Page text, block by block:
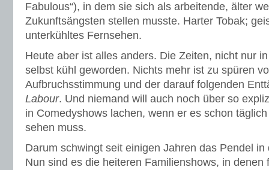
Fabulous“), in dem sie sich als arbeitende, älter
Zukunftsängsten stellen musste. Harter Tobak;
unterkühltes Fernsehen.
Heute aber ist alles anders. Die Zeiten, nicht nur
selbst kühl geworden. Nichts mehr ist zu spüren
Aufbruchsstimmung und der darauf folgenden
Labour. Und niemand will auch noch über so
in Comedyshows lachen, wenn er es schon
sehen muss.
Darum schwingt seit einigen Jahren das Pendel
Nun sind es die heiteren Familienshows, in denen